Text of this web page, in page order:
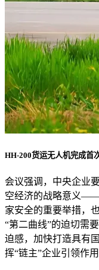
HH-200货运无人机完成首
会议强调，中央企业
空经济的战略意义——
家安全的重要举措，
“第二曲线”的迫切需
迫感，加快打造具有
挥“链主”企业引领作